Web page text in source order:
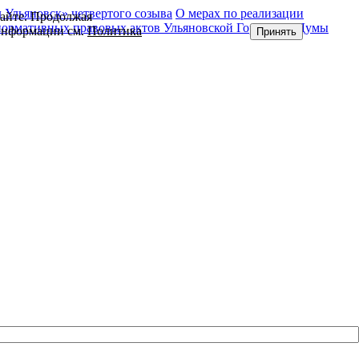
четвертого созыва О мерах по реализации
правовых актов Ульяновской Городской Думы
Продолжая
см.Политика
Принять